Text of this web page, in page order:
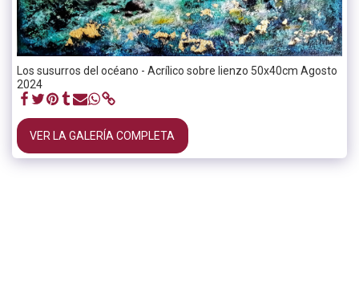
Los susurros del océano - Acrílico sobre lienzo 50x40cm Agosto
2024
VER LA GALERÍA COMPLETA